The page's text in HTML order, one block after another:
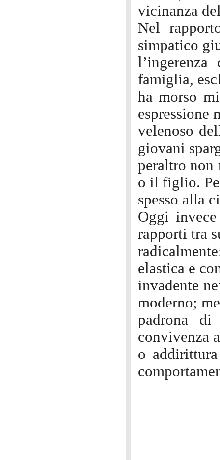
vicinanza
Nel
simpatico
famiglia,
ha morso
espressione
velenoso
giovani
peraltro non
o il figlio.
spesso alla
Oggi
rapporti tra
elastica e
invadente
moderno;
padrona
convivenza
o